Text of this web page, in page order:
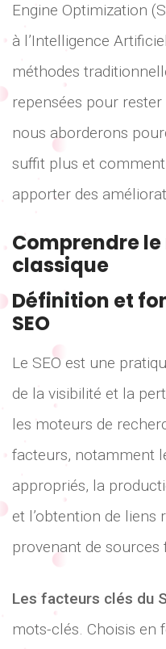
Engine Optimization
à l’Intelligence
méthodes
repensées pour
nous aborderons
suffit plus et
apporter des
Comprendre le
classique
Définition et
SEO
Le SEO est une
de la visibilité et la
les moteurs de
facteurs, notamment
appropriés, la
et l’obtention de liens
provenant de sources
Les facteurs clés du
mots-clés. Choisis en